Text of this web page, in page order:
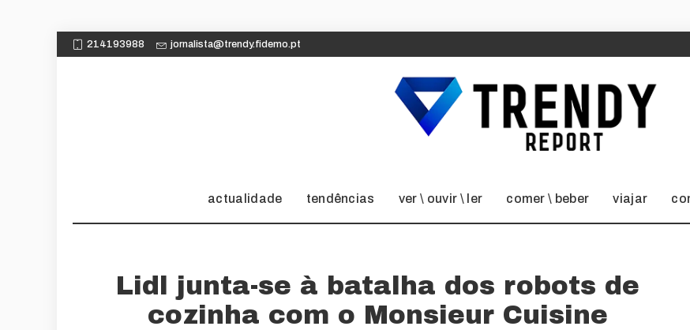
214193988 jornalista@trendy.fidemo.pt
actualidade tendências ver \ ouvir \ ler comer \ beber viajar
Lidl junta-se à batalha dos robots de
cozinha com o Monsieur Cuisine